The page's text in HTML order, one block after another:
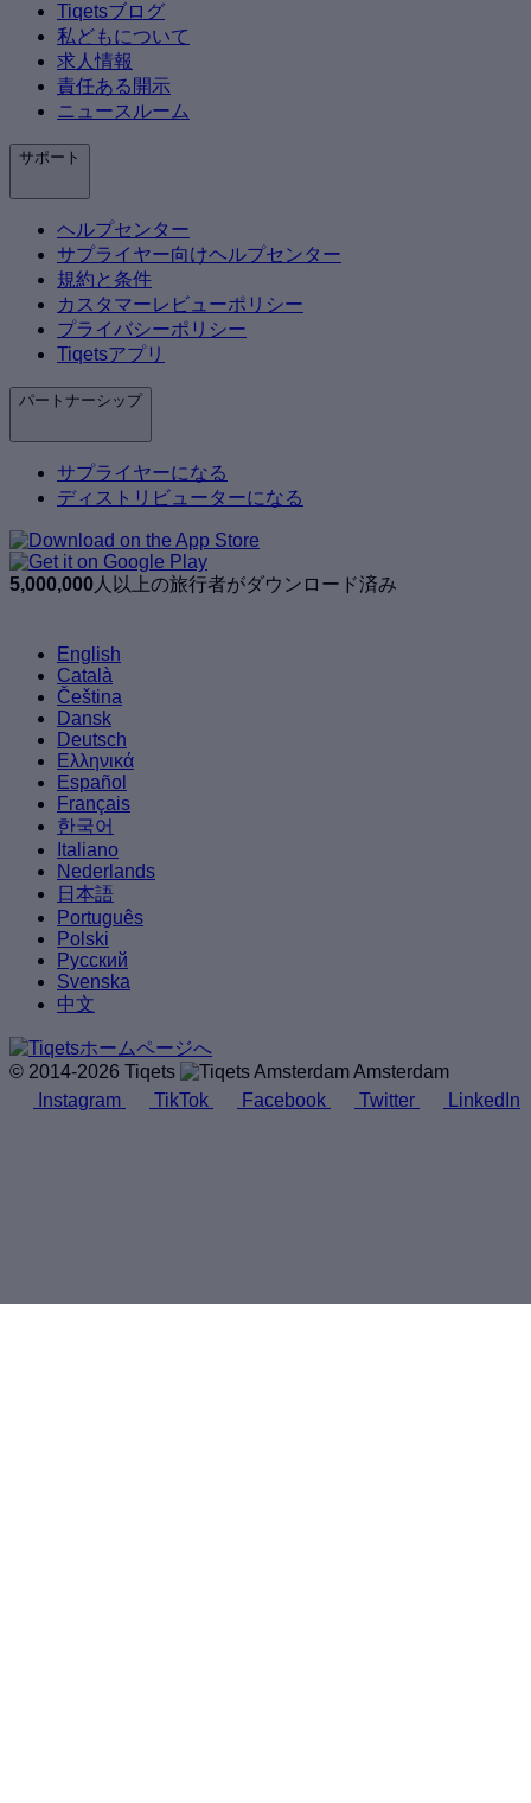
Tiqetsブログ
私どもについて
求人情報
責任ある開示
ニュースルーム
サポート
ヘルプセンター
サプライヤー向けヘルプセンター
規約と条件
カスタマーレビューポリシー
プライバシーポリシー
Tiqetsアプリ
パートナーシップ
サプライヤーになる
ディストリビューターになる
5,000,000 人以上の旅行者がダウンロード済み
English
Català
Čeština
Dansk
Deutsch
Ελληνικά
Español
Français
한국어
Italiano
Nederlands
日本語
Português
Polski
Русский
Svenska
中文
© 2014-2026 Tiqets
Amsterdam
Instagram
TikTok Facebook Twitter LinkedIn